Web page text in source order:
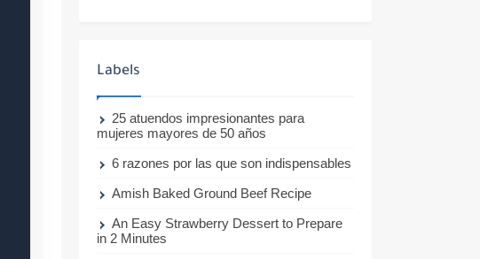
Labels
25 atuendos impresionantes para
mujeres mayores de 50 años
6 razones por las que son indispensables
Amish Baked Ground Beef Recipe
An Easy Strawberry Dessert to Prepare
in 2 Minutes